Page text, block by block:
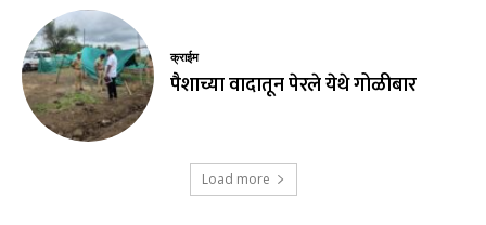
क्राईम
पैशाच्या वादातून पेरले येथे गोळीबार
Load more